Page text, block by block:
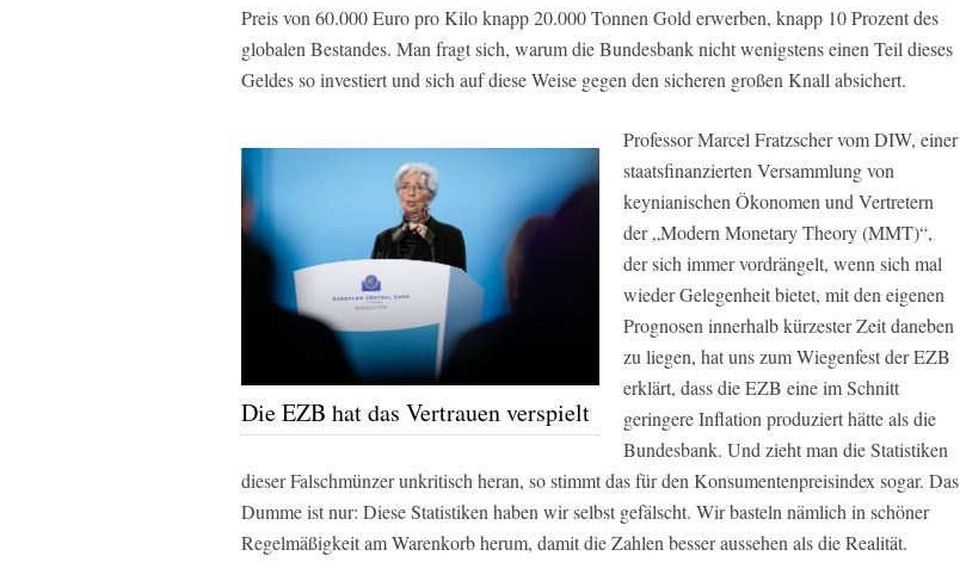
Preis von 60.000 Euro pro Kilo knapp 20.000 Tonnen Gold erwerben, knapp 10 Prozent des
globalen Bestandes. Man fragt sich, warum die Bundesbank nicht wenigstens einen Teil dieses
Geldes so investiert und sich auf diese Weise gegen den sicheren großen Knall absichert.
Die EZB hat das Vertrauen verspielt
Professor Marcel Fratzscher vom DIW, einer
staatsfinanzierten Versammlung von
keynianischen Ökonomen und Vertretern
der „Modern Monetary Theory (MMT)“,
der sich immer vordrängelt, wenn sich mal
wieder Gelegenheit bietet, mit den eigenen
Prognosen innerhalb kürzester Zeit daneben
zu liegen, hat uns zum Wiegenfest der EZB
erklärt, dass die EZB eine im Schnitt
geringere Inflation produziert hätte als die
Bundesbank. Und zieht man die Statistiken
dieser Falschmünzer unkritisch heran, so stimmt das für den Konsumentenpreisindex sogar. Das
Dumme ist nur: Diese Statistiken haben wir selbst gefälscht. Wir basteln nämlich in schöner
Regelmäßigkeit am Warenkorb herum, damit die Zahlen besser aussehen als die Realität.